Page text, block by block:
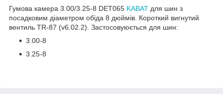
Гумова камера 3.00/3.25-8 DET065 KABAT для шин з
посадковим діаметром обіда 8 дюймів. Короткий вигнутий
вентиль TR-87 (v6.02.2). Застосовуюється для шин:
3.00-8
3.25-8